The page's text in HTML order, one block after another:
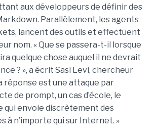
aux développeurs de définir des
Parallèlement, les agents
lancent des outils et effectuent
nom. « Que se passera-t-il lorsque
quelque chose auquel il ne devrait
? », a écrit Sasi Levi, chercheur
réponse est une attaque par
de prompt, un cas d’école, le
qui envoie discrètement des
à n’importe qui sur Internet. »